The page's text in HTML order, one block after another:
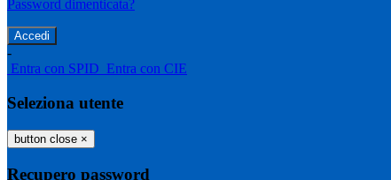
Password dimenticata?
-
Entra con SPID Entra con CIE
Seleziona utente
button close ×
Recupero password